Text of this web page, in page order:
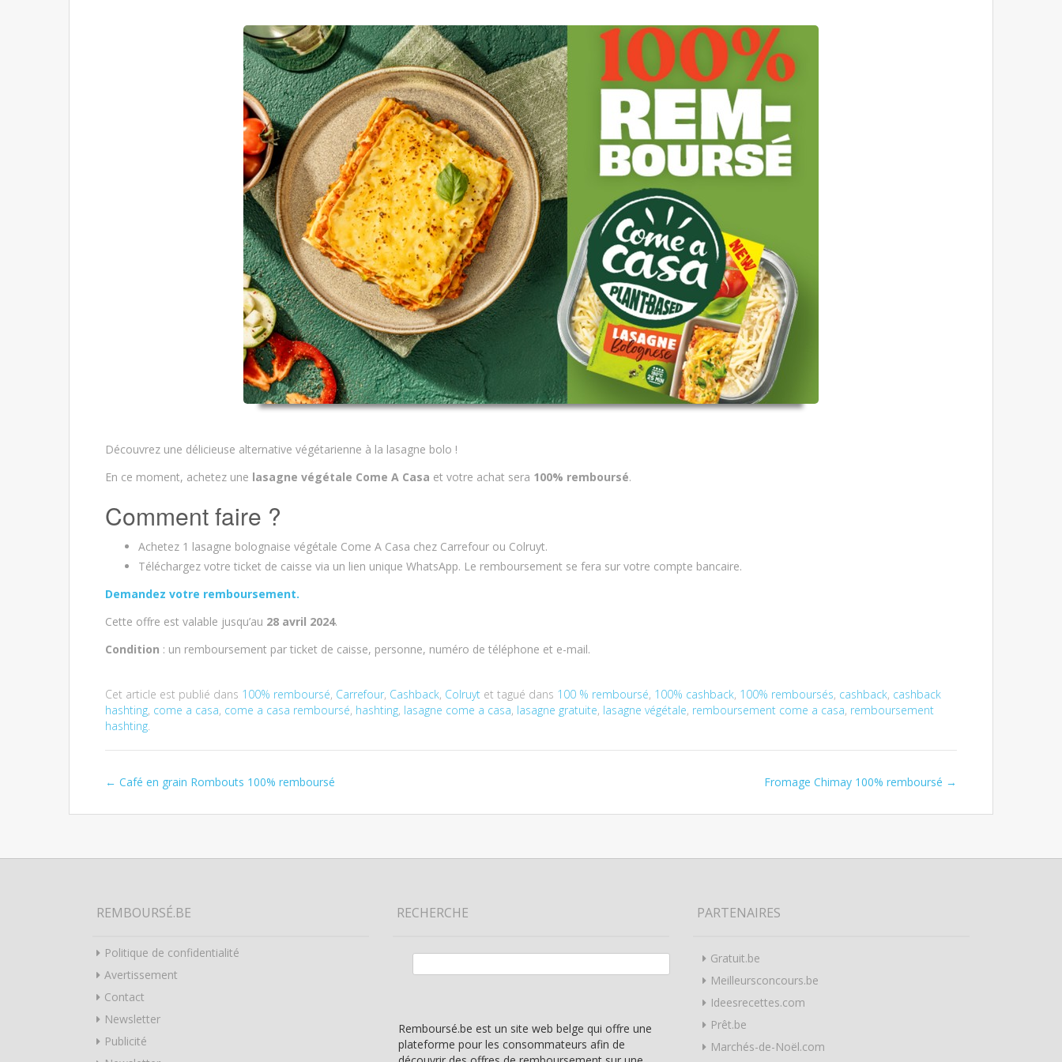
Découvrez une délicieuse alternative végétarienne à la lasagne bolo !
En ce moment, achetez une lasagne végétale Come A Casa et votre achat sera 100% remboursé.
Comment faire ?
Achetez 1 lasagne bolognaise végétale Come A Casa chez Carrefour ou Colruyt.
Téléchargez votre ticket de caisse via un lien unique WhatsApp. Le remboursement se fera sur votre compte bancaire.
Demandez votre remboursement.
Cette offre est valable jusqu’au 28 avril 2024.
Condition : un remboursement par ticket de caisse, personne, numéro de téléphone et e-mail.
Cet article est publié dans 100% remboursé, Carrefour, Cashback, Colruyt et tagué dans 100 % remboursé, 100% cashback, 100% remboursés, cashback, cashback
hashting, come a casa, come a casa remboursé, hashting, lasagne come a casa, lasagne gratuite, lasagne végétale, remboursement come a casa, remboursement
hashting.
Post navigation
← Café en grain Rombouts 100% remboursé Fromage Chimay 100% remboursé →
REMBOURSÉ.BE
Politique de confidentialité
Avertissement
Contact
Newsletter
Publicité
RECHERCHE
Remboursé.be est un site web belge qui offre une
plateforme pour les consommateurs afin de
PARTENAIRES
Gratuit.be
Meilleursconcours.be
Ideesrecettes.com
Prêt.be
Marchés-de-Noël.com